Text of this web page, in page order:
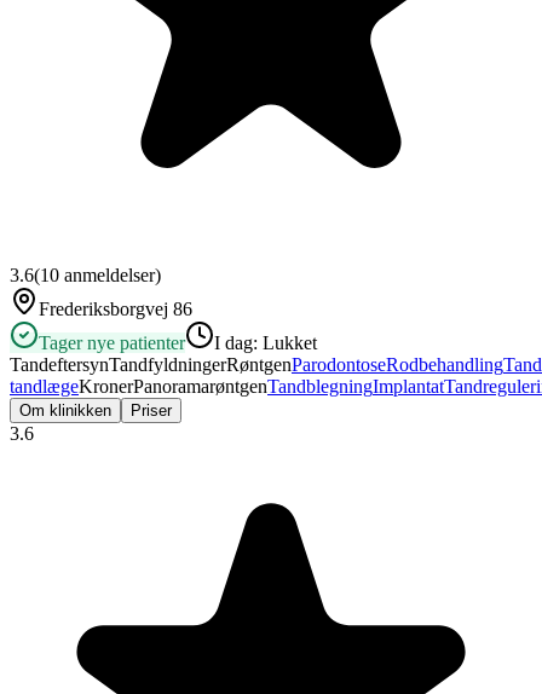
3.6(10 anmeldelser)
Frederiksborgvej 86
Tager nye patienter
I dag: Lukket
TandeftersynTandfyldningerRøntgenParodontoseRodbehandling
tandlægeKronerPanoramarøntgenTandblegningImplantat
Om klinikken Priser
3.6